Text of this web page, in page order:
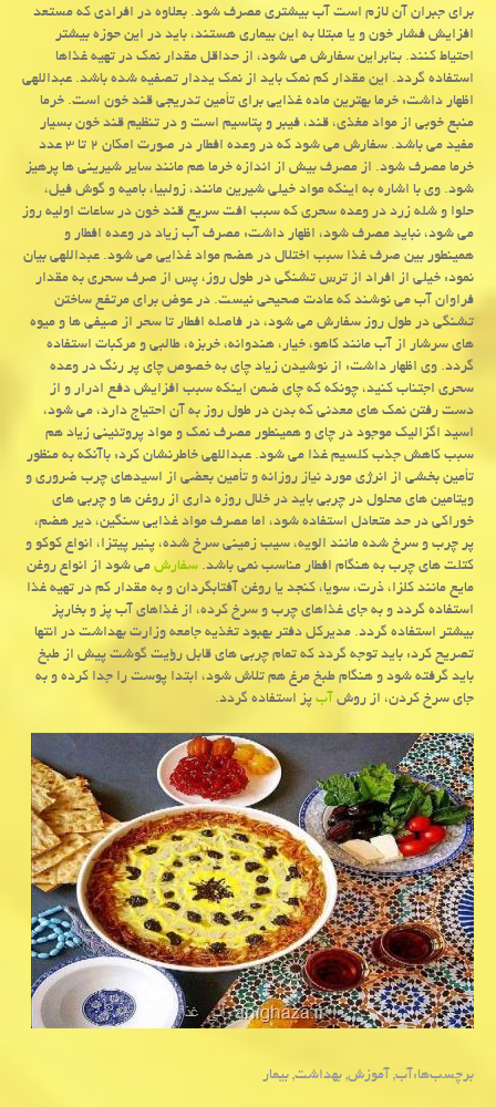
برای جبران آن لازم است آب بیشتری مصرف شود. بعلاوه در افرادی که مستعد
افزایش فشار خون و یا مبتلا به این بیماری هستند، باید در این حوزه بیشتر
احتیاط کنند. بنابراین سفارش می شود، از حداقل مقدار نمک در تهیه غذاها
استفاده گردد. این مقدار کم نمک باید از نمک یددار تصفیه شده باشد. عبداللهی
اظهار داشت: خرما بهترین ماده غذایی برای تأمین تدریجی قند خون است. خرما
منبع خوبی از مواد مغذی، قند، فیبر و پتاسیم است و در تنظیم قند خون بسیار
مفید می باشد. سفارش می شود که در وعده افطار در صورت امکان ۲ تا ۳ عدد
خرما مصرف شود. از مصرف بیش از اندازه خرما هم مانند سایر شیرینی ها پرهیز
شود. وی با اشاره به اینکه مواد خیلی شیرین مانند، زولبیا، بامیه و گوش فیل،
حلوا و شله زرد در وعده سحری که سبب افت سریع قند خون در ساعات اولیه روز
می شود، نباید مصرف شود، اظهار داشت: مصرف آب زیاد در وعده افطار و
همینطور بین صرف غذا سبب اختلال در هضم مواد غذایی می شود. عبداللهی بیان
نمود: خیلی از افراد از ترس تشنگی در طول روز، پس از صرف سحری به مقدار
فراوان آب می نوشند که عادت صحیحی نیست. در عوض برای مرتفع ساختن
تشنگی در طول روز سفارش می شود، در فاصله افطار تا سحر از صیفی ها و میوه
های سرشار از آب مانند کاهو، خیار، هندوانه، خربزه، طالبی و مرکبات استفاده
گردد. وی اظهار داشت: از نوشیدن زیاد چای به خصوص چای پر رنگ در وعده
سحری اجتناب کنید، چونکه که چای ضمن اینکه سبب افزایش دفع ادرار و از
دست رفتن نمک های معدنی که بدن در طول روز به آن احتیاج دارد، می شود،
اسید اگزالیک موجود در چای و همینطور مصرف نمک و مواد پروتئینی زیاد هم
سبب کاهش جذب کلسیم غذا می شود. عبداللهی خاطرنشان کرد: باآنکه به منظور
تأمین بخشی از انرژی مورد نیاز روزانه و تأمین بعضی از اسیدهای چرب ضروری و
ویتامین های محلول در چربی باید در خلال روزه داری از روغن ها و چربی های
خوراکی در حد متعادل استفاده شود، اما مصرف مواد غذایی سنگین، دیر هضم،
پر چرب و سرخ شده مانند الویه، سیب زمینی سرخ شده، پنیر پیتزا، انواع کوکو و
کتلت های چرب به هنگام افطار مناسب نمی باشد.سفارشمی شود از انواع روغن
مایع مانند کلزا، ذرت، سویا، کنجد یا روغن آفتابگردان و به مقدار کم در تهیه غذا
استفاده گردد و به جای غذاهای چرب و سرخ کرده، از غذاهای آب پز و بخارپز
بیشتر استفاده گردد. مدیرکل دفتر بهبود تغذیه جامعه وزارت بهداشت در انتها
تصریح کرد: باید توجه گردد که تمام چربی های قابل رؤیت گوشت پیش از طبخ
باید گرفته شود و هنگام طبخ مرغ هم تلاش شود، ابتدا پوست را جدا کرده و به
جای سرخ کردن، از روشآبپز استفاده گردد.
برچسب‌ها:آب,آموزش,بهداشت,بیمار